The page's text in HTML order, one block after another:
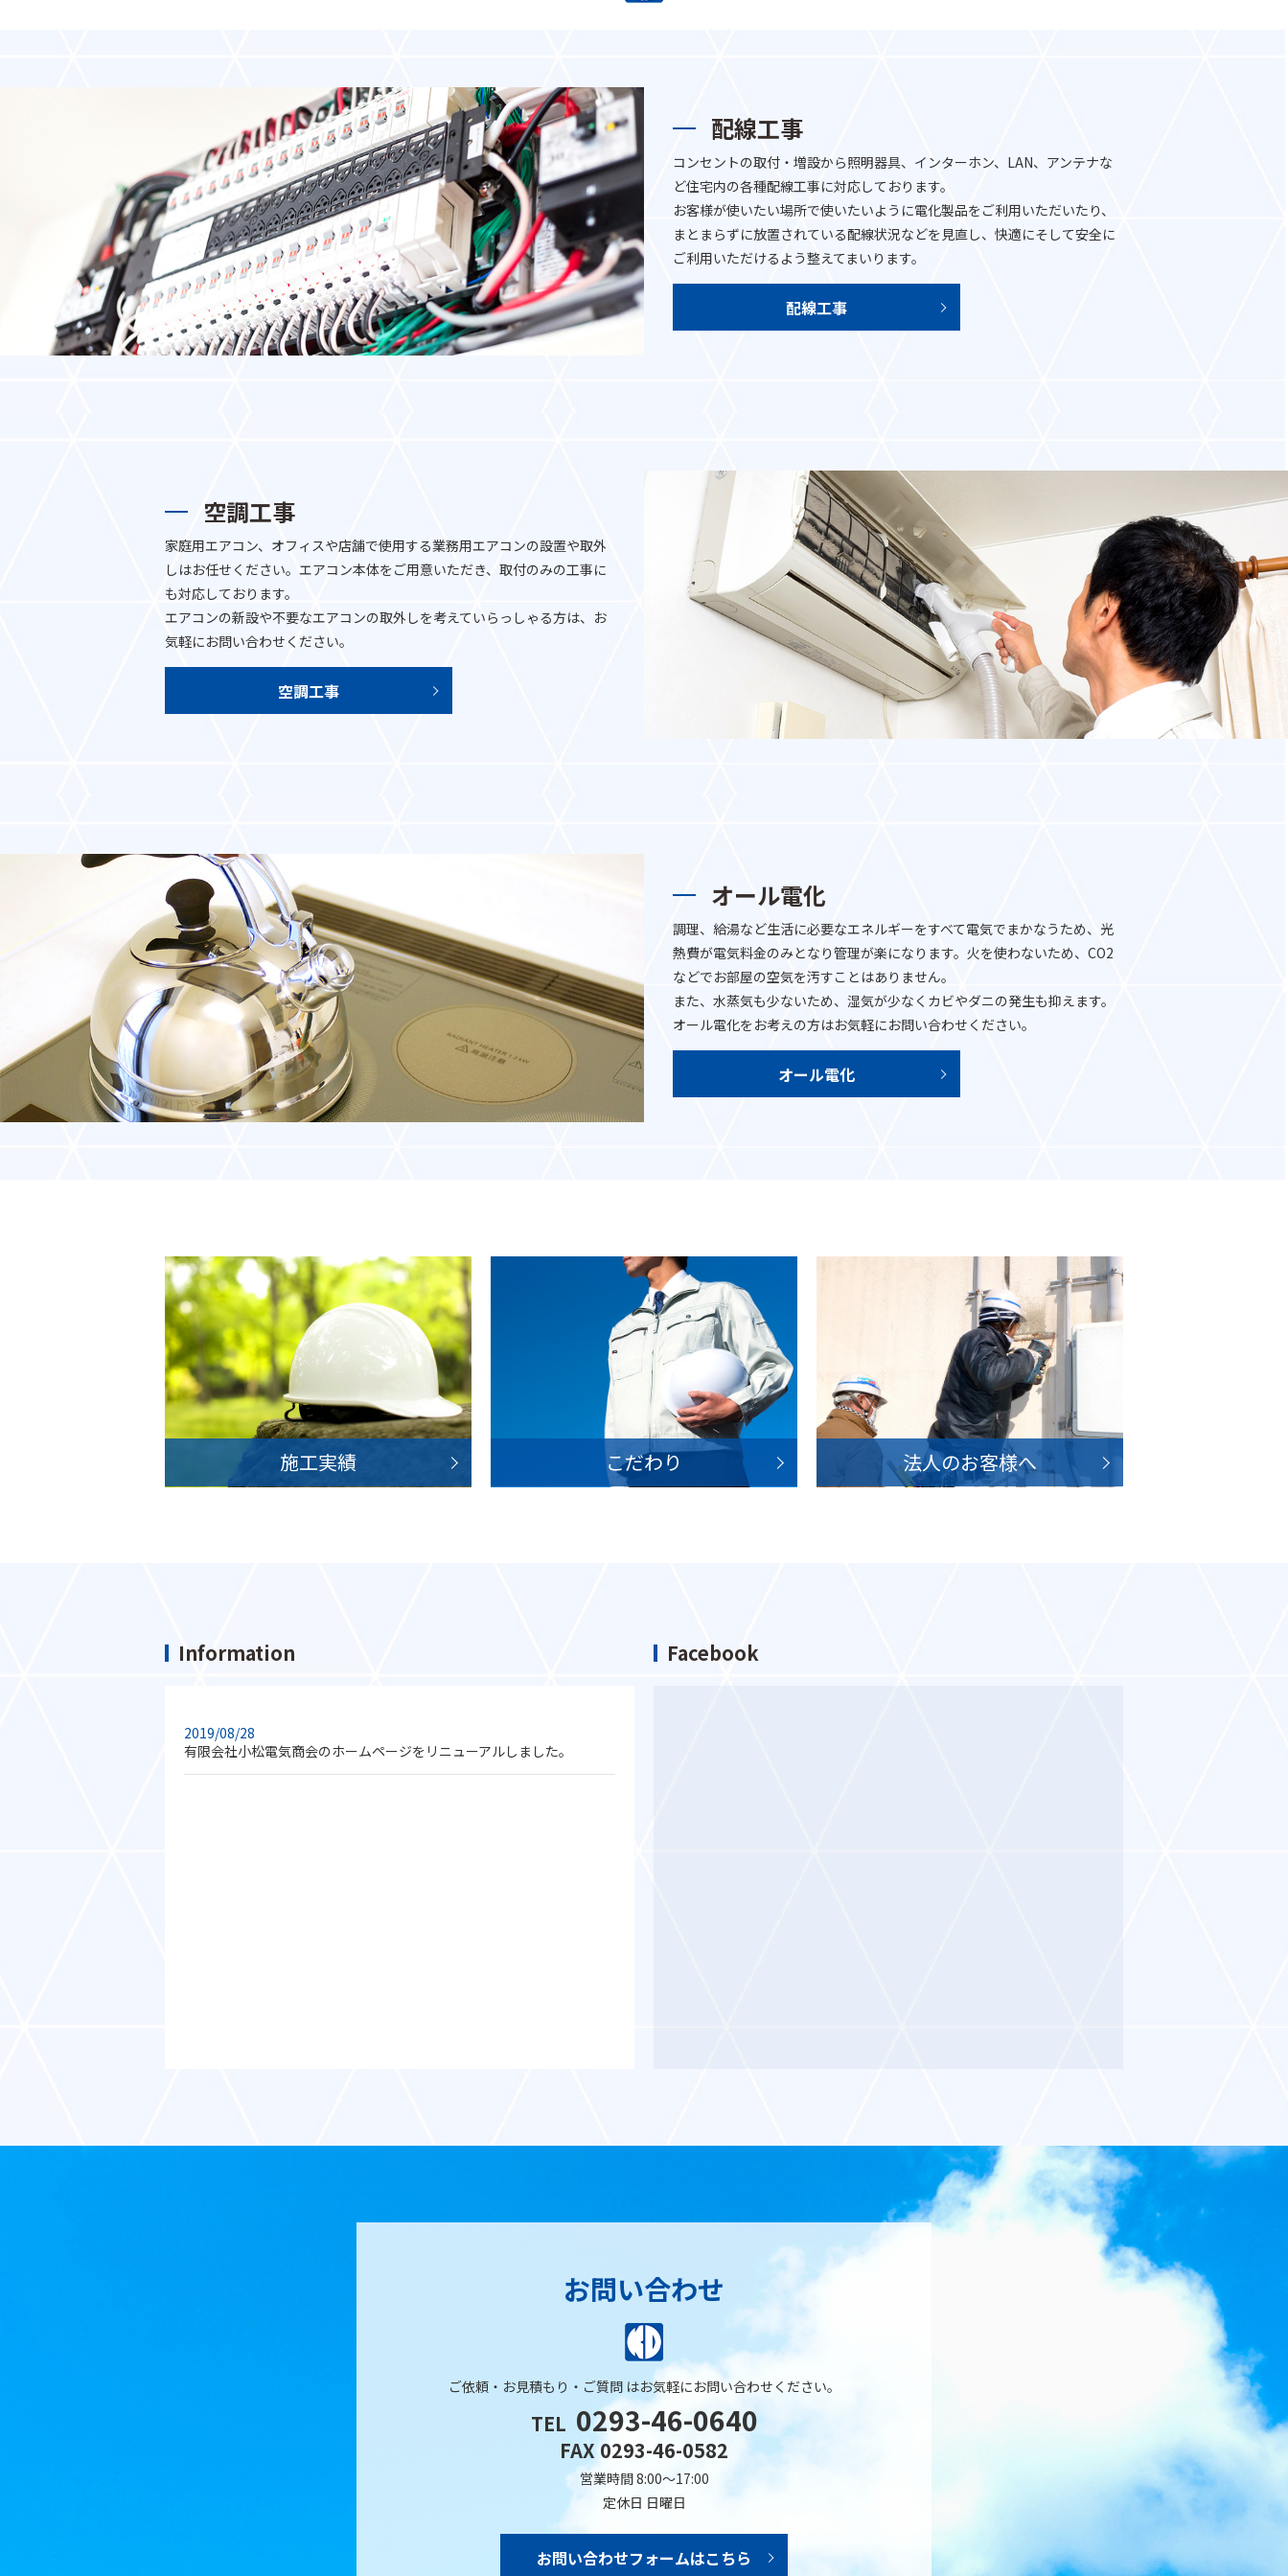
配線工事
コンセントの取付・増設から照明器具、インターホン、LAN、アンテナな
ど住宅内の各種配線工事に対応しております。
お客様が使いたい場所で使いたいように電化製品をご利用いただいたり、
まとまらずに放置されている配線状況などを見直し、快適にそして安全に
ご利用いただけるよう整えてまいります。
配線工事
空調工事
家庭用エアコン、オフィスや店舗で使用する業務用エアコンの設置や取外
しはお任せください。エアコン本体をご用意いただき、取付のみの工事に
も対応しております。
エアコンの新設や不要なエアコンの取外しを考えていらっしゃる方は、お
気軽にお問い合わせください。
空調工事
オール電化
調理、給湯など生活に必要なエネルギーをすべて電気でまかなうため、光
熱費が電気料金のみとなり管理が楽になります。火を使わないため、CO2
などでお部屋の空気を汚すことはありません。
また、水蒸気も少ないため、湿気が少なくカビやダニの発生も抑えます。
オール電化をお考えの方はお気軽にお問い合わせください。
オール電化
施工実績 こだわり 法人のお客様へ
Information
2019/08/28
有限会社小松電気商会のホームページをリニューアルしました。
Facebook
お問い合わせ
ご依頼・お見積もり・ご質問 はお気軽にお問い合わせください。
TEL 0293-46-0640
FAX 0293-46-0582
営業時間 8:00～17:00
定休日 日曜日
お問い合わせフォームはこちら